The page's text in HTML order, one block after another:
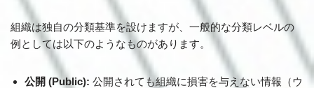
組織は独自の分類基準を設けますが、一般的な分類レベルの
例としては以下のようなものがあります。
公開 (Public): 公開されても組織に損害を与えない情報（ウ